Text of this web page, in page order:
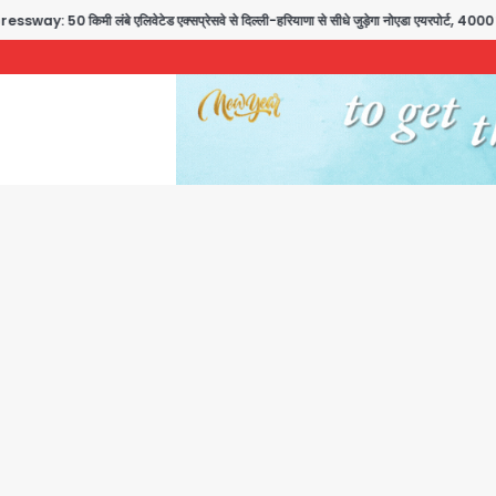
लंबे एलिवेटेड एक्सप्रेसवे से दिल्ली-हरियाणा से सीधे जुड़ेगा नोएडा एयरपोर्ट, 4000